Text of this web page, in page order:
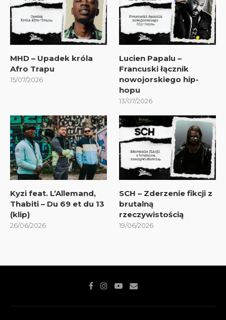
MHD – Upadek króla
Afro Trapu
15/07/2026
Lucien Papalu –
Francuski łącznik
nowojorskiego hip-
hopu
13/07/2026
Kyzi feat. L’Allemand,
Thabiti – Du 69 et du 13
(klip)
26/06/2026
SCH – Zderzenie fikcji z
brutalną
rzeczywistością
19/06/2026